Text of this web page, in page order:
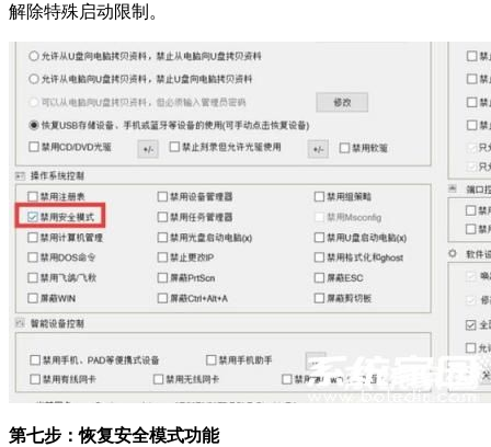
解除特殊启动限制。
第七步：恢复安全模式功能